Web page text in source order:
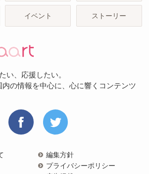
イベント ストーリー
い、応援したい。
内の情報を中心に、心に響くコンテンツ
編集方針
プライバシーポリシー